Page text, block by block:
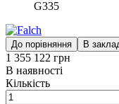
G335
До порівняння В
1 355 122 грн
В наявності
Кількість